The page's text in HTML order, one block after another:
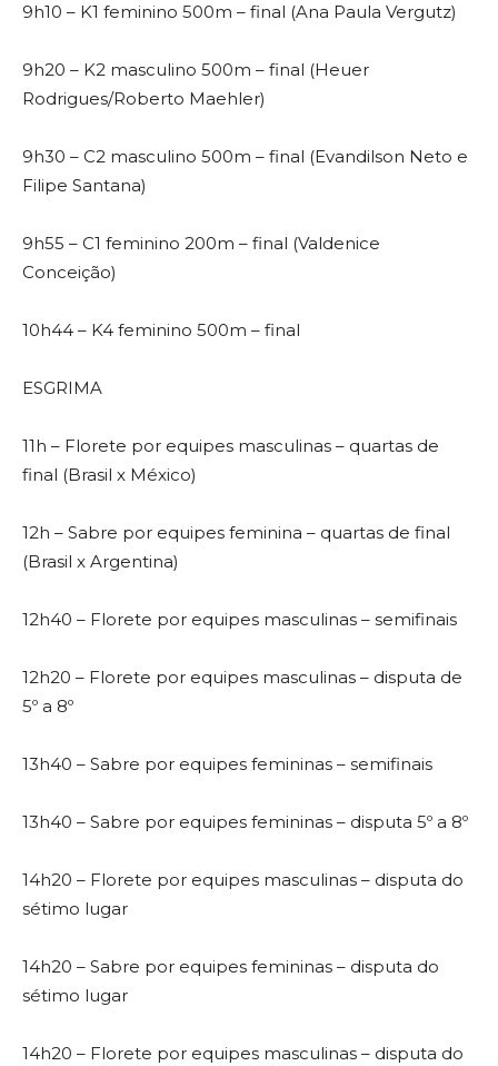
9h10 – K1 feminino 500m – final (Ana Paula Vergutz)
9h20 – K2 masculino 500m – final (Heuer
Rodrigues/Roberto Maehler)
9h30 – C2 masculino 500m – final (Evandilson Neto e
Filipe Santana)
9h55 – C1 feminino 200m – final (Valdenice
Conceição)
10h44 – K4 feminino 500m – final
ESGRIMA
11h – Florete por equipes masculinas – quartas de
final (Brasil x México)
12h – Sabre por equipes feminina – quartas de final
(Brasil x Argentina)
12h40 – Florete por equipes masculinas – semifinais
12h20 – Florete por equipes masculinas – disputa de
5º a 8º
13h40 – Sabre por equipes femininas – semifinais
13h40 – Sabre por equipes femininas – disputa 5º a 8º
14h20 – Florete por equipes masculinas – disputa do
sétimo lugar
14h20 – Sabre por equipes femininas – disputa do
sétimo lugar
14h20 – Florete por equipes masculinas – disputa do